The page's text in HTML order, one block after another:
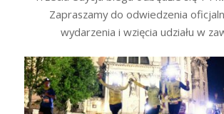
Zapraszamy do odwiedzenia
wydarzenia i wzięcia udziału w